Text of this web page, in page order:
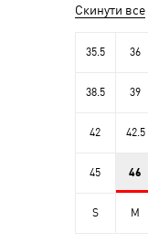
Скинути все
35.5 36
38.5 39
42 42.5
45 46
S M